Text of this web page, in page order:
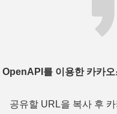
OpenAPI를 이용한 카카
공유할 URL을 복사 후